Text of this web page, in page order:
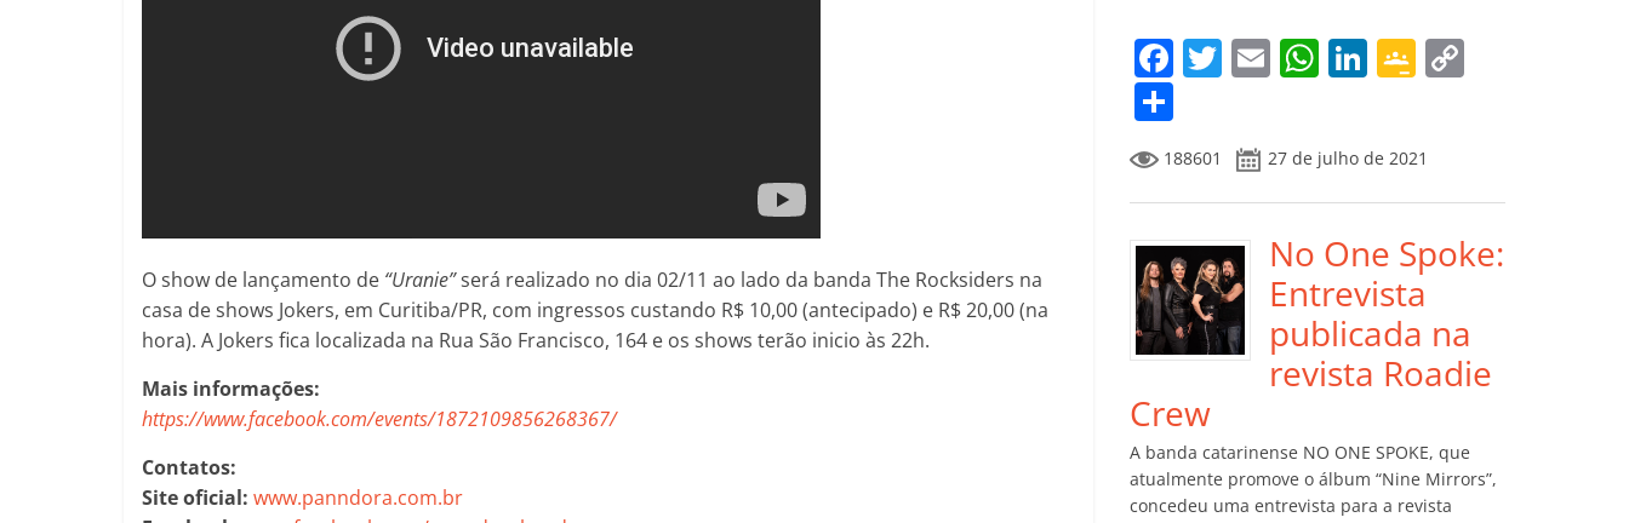
O show de lançamento de “Uranie”será realizado no dia 02/11 ao lado da banda The Rocksiders na
casa de shows Jokers, em Curitiba/PR, com ingressos custando R$ 10,00 (antecipado) e R$ 20,00 (na
hora). A Jokers fica localizada na Rua São Francisco, 164 e os shows terão inicio às 22h.
Mais informações:
https://www.facebook.com/events/1872109856268367/
Contatos:
Site oficial: www.panndora.com.br
F
e
b
o
o
k
T
itt
er
E
l
W
s
A
p
p
Li
e
dI
n
G
gl
e
Cl
a
ss
ro
m
Li
n
o
m
p
ar
til
h
ar
188601 27 de julho de 2021
No One Spoke:
Entrevista
publicada na
revista Roadie
Crew
A banda catarinense NO ONE SPOKE, que
atualmente promove o álbum “Nine Mirrors”,
concedeu uma entrevista para a revista